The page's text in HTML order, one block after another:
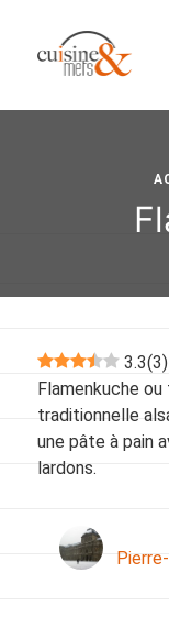
3.3(3)
Flamenkuche
traditionnelle
une pâte à pain
lardons.